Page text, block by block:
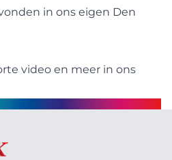
in ons eigen Den
video en meer in ons